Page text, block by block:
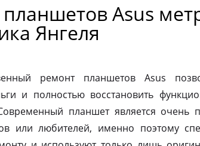
Asus
Янгеля
ремонт планшетов Asus
и полностью восстановить
планшет является очень
или любителей, именно поэтому